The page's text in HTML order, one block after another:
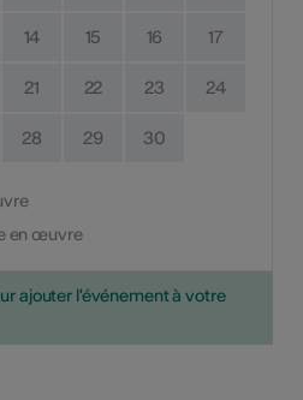
14 15 16 17
21 22 23 24
28 29 30
en œuvre
ajouter l'événement à votre